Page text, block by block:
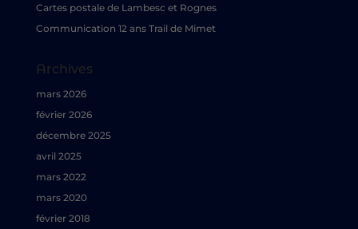
Cartes postale de Lambesc et Rognes
Communication 12 ans Trail de Mimet
Archives
mars 2026
février 2026
décembre 2025
avril 2025
mars 2022
mars 2020
février 2018